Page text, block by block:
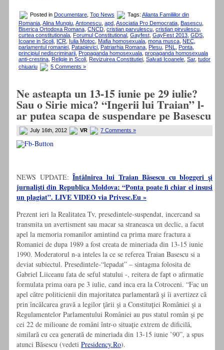
Posted in Documentare Top News Tags: Alianta Familiilor din
Romania Alina Mungiu Antonescu apd Asociatia Pro Democratia Basescu
Biserica Ortodoxa Romana CNCD cristian parvulescu cristian pirvulescu
curtea constitutionala
Forumul Constitutional Gayfest GayFest 2013 GDS
Icoane in Scoli
ICR Iulia Motoc Mafia homosexuala mona musca NEC
parlamentul romaniei
Patapievici Patriarhia Romana Plesu PNL Ponta
principiul nediscriminarii
Propaganda homosexuala propaganda homosexuala
anti-crestina
Religie in Scoli Revizuirea Constitutiei Salvati Icoanele Sar, tudor
chiuariu
5 Comments »
Ne asteapta un 13-15 iunie pe 29 iulie?
Sau o Sirie mica? “Ingerii lui Traian” l-
ar putea scapa de suspendare pe Basescu
July 16th, 2012 VR 7 Comments »
NEWS UPDATE:Întâlnirea lui Traian Băsescu cu bloggeri și
jurnaliști din Republica Moldova: “Ponta poate fi chiar el insusi
un plagiat”. LIVE VIDEO via Privesc.Eu »
Prezent ieri la Realitatea Tv, presedintele-suspendat, incercand sa
transmita un avertisment sau macar sa straneasca un declic, a facut
apel la memoria romanilor amintind ca prima mare fractura a
Romaniei de dupa 1989 a fost creata de mineriada din 13-15 iunie
1990. Moderatorul n-a inteles la ce se referea Traian Basescu si a
deviat subiectul. Presedintele-“lepadat” – sintagma folosita de
Gabriel Liiceanu fata de seful statului -, reitera de fapt o afirmatie
formulata prima oara pe 3 iulie, cand inca era la Cotroceni. “Fac un
apel către politicienii din majoritatea parlamentară şi îi avertizez că
prin încălcarea gravă a legilor ţării şi a Constituţiei României şi a
Regulamentelor Parlamentului României au pus statul român şi pe
cei 22 de milioane de români într-o situaţie extrem de dificilă,
similară cu cea generată de mineriada din 13-15 iunie ’90”, a spus
atunci Băsescu (vedeti Presidency.Ro).